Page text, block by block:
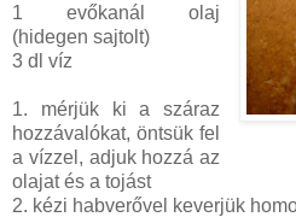
1 evőkanál olaj
(hidegen sajtolt)
3 dl víz
1. mérjük ki a száraz
hozzávalókat, öntsük fel
a vízzel, adjuk hozzá az
olajat és a tojást
2. kézi habverővel keverjük